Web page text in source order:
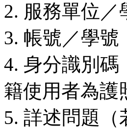
2. 服務單位／
3. 帳號／學號
4. 身分識別碼
籍使用者為護
5. 詳述問題